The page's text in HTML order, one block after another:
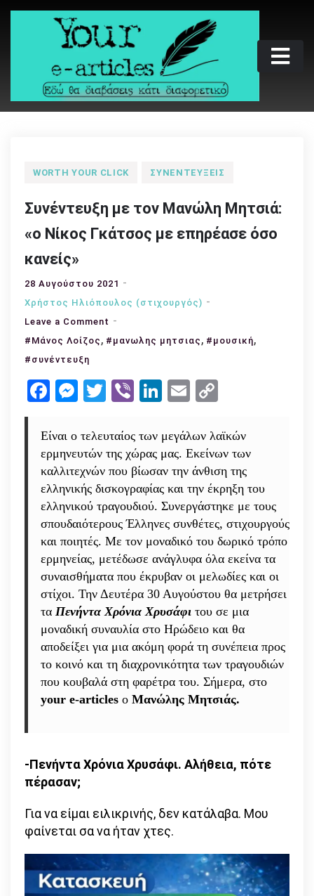
Skip
Your e-articles
Εδώ θα διαβάσεις κάτι διαφορετικό
WORTH YOUR CLICK ΣΥΝΕΝΤΕΎΞΕΙΣ
Συνέντευξη με τον Μανώλη Μητσιά:
«ο Νίκος Γκάτσος με επηρέασε όσο
κανείς»
28 Αυγούστου 2021
Χρήστος Ηλιόπουλος (στιχουργός)
Leave a Comment on
Συνέντευξη
Μανώλη
Νίκος
Γκάτσος
με
επηρέασε
όσο
κανείς»
#Μάνος Λοίζος , #μανωλης μητσιας , #μουσική,
#συνέντευξη
Facebook
Messenger
Twitter
ViberLinkedIn
Email
Είναι ο τελευταίος των μεγάλων λαϊκών
ερμηνευτών της χώρας μας. Εκείνων των
καλλιτεχνών που βίωσαν την άνθιση της
ελληνικής δισκογραφίας και την έκρηξη του
ελληνικού τραγουδιού. Συνεργάστηκε με τους
σπουδαιότερους Έλληνες συνθέτες, στιχουργούς
και ποιητές. Με τον μοναδικό του δωρικό τρόπο
ερμηνείας, μετέδωσε ανάγλυφα όλα εκείνα τα
συναισθήματα που έκρυβαν οι μελωδίες και οι
στίχοι. Την Δευτέρα 30 Αυγούστου θα μετρήσει
τα Πενήντα Χρόνια Χρυσάφιτου σε μια
μοναδική συναυλία στο Ηρώδειο και θα
αποδείξει για μια ακόμη φορά τη συνέπεια προς
το κοινό και τη διαχρονικότητα των τραγουδιών
που κουβαλά στη φαρέτρα του. Σήμερα, στο
your e-articlesο Μανώλης Μητσιάς.
-Πενήντα Χρόνια Χρυσάφι. Αλήθεια, πότε
πέρασαν;
Για να είμαι ειλικρινής, δεν κατάλαβα. Μου
φαίνεται σα να ήταν χτες.